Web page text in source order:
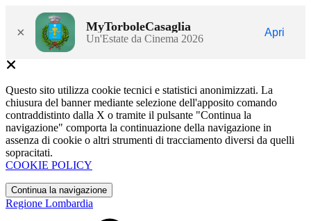
× MyTorboleCasaglia
Un'Estate da Cinema 2026
Apri
Questo sito utilizza cookie tecnici e statistici anonimizzati. La
chiusura del banner mediante selezione dell'apposito comando
contraddistinto dalla X o tramite il pulsante "Continua la
navigazione" comporta la continuazione della navigazione in
assenza di cookie o altri strumenti di tracciamento diversi da quelli
sopracitati.
COOKIE POLICY
Continua la navigazione
Regione Lombardia